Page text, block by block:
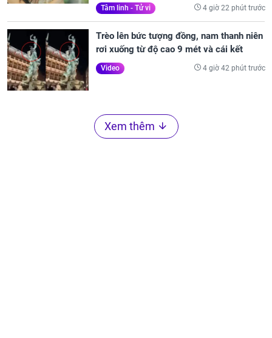
Tâm linh - Tử vi 4 giờ 22 phút trước
Trèo lên bức tượng đồng, nam thanh niên
rơi xuống từ độ cao 9 mét và cái kết
Video 4 giờ 42 phút trước
Xem thêm